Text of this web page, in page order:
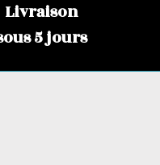
Livraison
5 jours